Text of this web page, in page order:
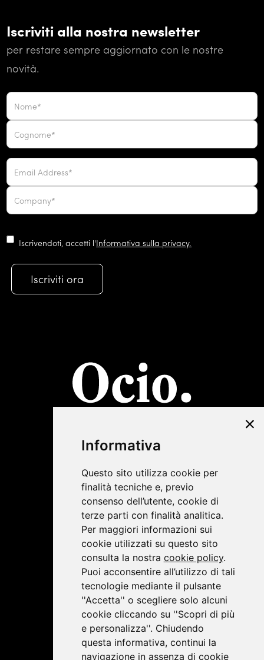
Informativa
Questo sito utilizza cookie per
finalità tecniche e, previo
consenso dell’utente, cookie di
terze parti con finalità analitica.
Per maggiori informazioni sui
cookie utilizzati su questo sito
consulta la nostra cookie policy.
Puoi acconsentire all’utilizzo di tali
tecnologie mediante il pulsante
''Accetta'' o scegliere solo alcuni
cookie cliccando su ''Scopri di più
e personalizza''. Chiudendo
questa informativa, continui la
navigazione in assenza di cookie
Iscriviti alla nostra newsletter
per restare sempre aggiornato con le nostre
novità.
Iscrivendoti, accetti l'Informativa sulla privacy.
Privacy Policy | Cookie Policy